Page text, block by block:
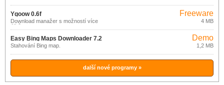
Ygoow 0.6f
Download manažer s možností více
účtů.
Freeware
4 MB
Easy Bing Maps Downloader 7.2
Stahování Bing map.
Demo
1,2 MB
další nové programy »